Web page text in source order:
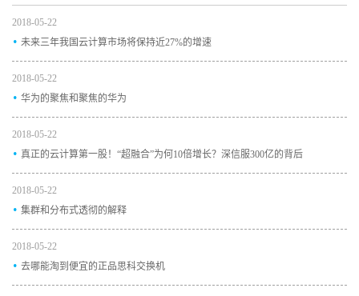
2018-05-22
. 未来三年我国云计算市场将保持近27%的增速
2018-05-22
. 华为的聚焦和聚焦的华为
2018-05-22
. 真正的云计算第一股！“超融合”为何10倍增长？深信服300亿的背后
2018-05-22
. 集群和分布式透彻的解释
2018-05-22
. 去哪能淘到便宜的正品思科交换机